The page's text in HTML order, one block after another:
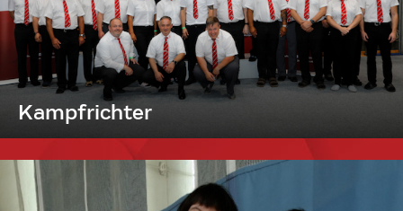
Kampfrichter